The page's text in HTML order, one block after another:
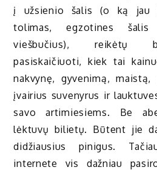
į užsienio šalis (o ką jau
tolimas, egzotines
viešbučius), reikėtų
pasiskaičiuoti, kiek tai
nakvynę, gyvenimą, maistą,
įvairius suvenyrus ir
savo artimiesiems. Be
lėktuvų bilietų. Būtent jie
didžiausius pinigus.
internete vis dažniau